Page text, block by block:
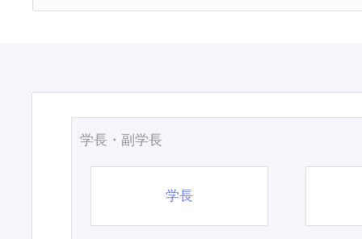
学長・副学長
学長